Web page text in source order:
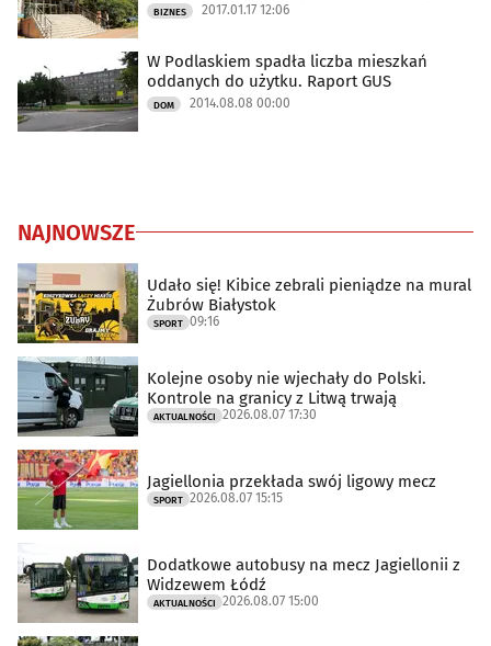
BIZNES 2017.01.17 12:06
W Podlaskiem spadła liczba mieszkań
oddanych do użytku. Raport GUS
DOM 2014.08.08 00:00
NAJNOWSZE
Udało się! Kibice zebrali pieniądze na mural
Żubrów Białystok
SPORT 09:16
Kolejne osoby nie wjechały do Polski.
Kontrole na granicy z Litwą trwają
AKTUALNOŚCI 2026.08.07 17:30
Jagiellonia przekłada swój ligowy mecz
SPORT 2026.08.07 15:15
Dodatkowe autobusy na mecz Jagiellonii z
Widzewem Łódź
AKTUALNOŚCI 2026.08.07 15:00